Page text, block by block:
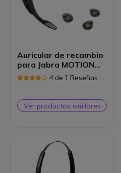
Auricular de recambio
para Jabra MOTION
UC
4 de 1 Reseñas
Ver productos similares